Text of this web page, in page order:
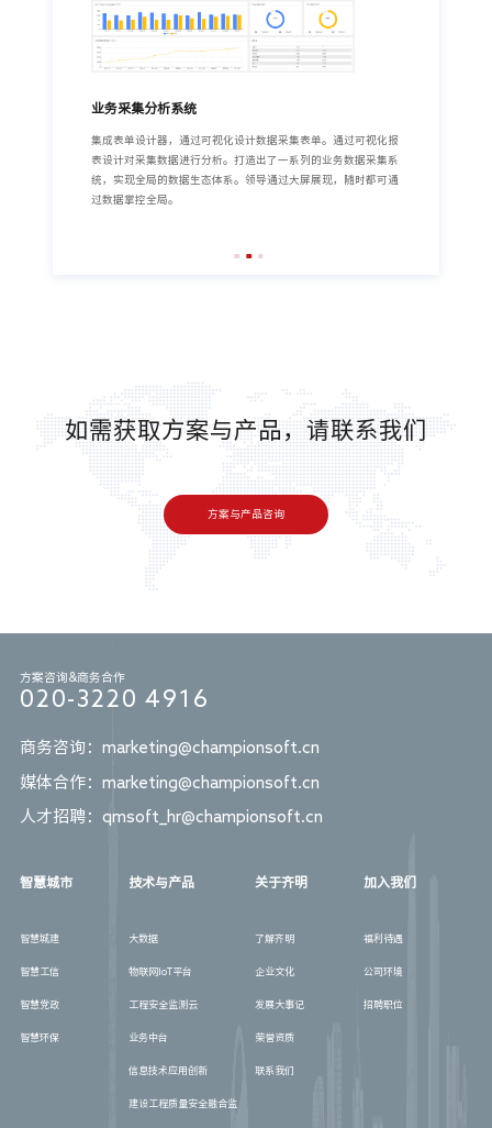
业务采集分析系统
集成表单设计器，通过可视化设计数据采集表单。通过可视化报
表设计对采集数据进行分析。打造出了一系列的业务数据采集系
统，实现全局的数据生态体系。领导通过大屏展现，随时都可通
过数据掌控全局。
如需获取方案与产品，请联系我们
方案与产品咨询
方案咨询&商务合作
020-3220 4916
商务咨询：marketing@championsoft.cn
媒体合作：marketing@championsoft.cn
人才招聘：qmsoft_hr@championsoft.cn
智慧城市 技术与产品 关于齐明 加入我们
智慧城建 大数据 了解齐明 福利待遇
智慧工信 物联网loT平台 企业文化 公司环境
智慧党政 工程安全监测云 发展大事记 招聘职位
智慧环保 业务中台 荣誉资质
信息技术应用创新 联系我们
建设工程质量安全融合监